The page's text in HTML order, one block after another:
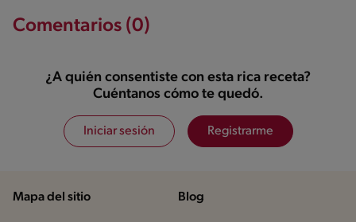
Comentarios (0)
¿A quién consentiste con esta rica receta?
Cuéntanos cómo te quedó.
Iniciar sesión Registrarme
Mapa del sitio Blog